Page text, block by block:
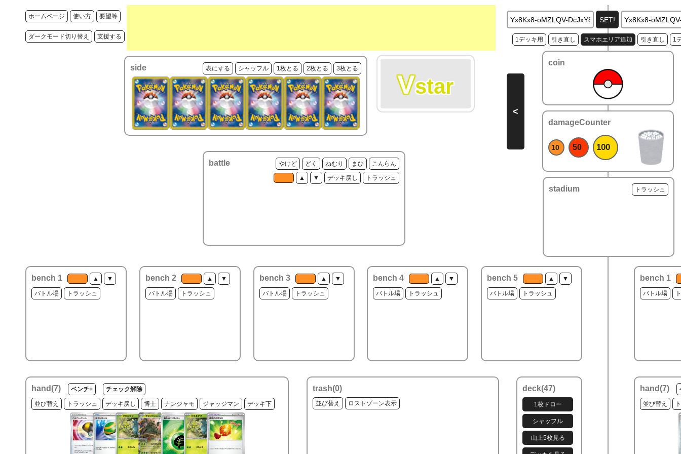
ホームページ 使い方 要望等
ダークモード切り替え 支援する
side 表にする シャッフル 1枚とる 2枚とる 3枚とる
Vstar
battle やけど どく ねむり まひ
こんらん
▲
▼ デッキ戻し トラッシュ
bench 1 ▲ ▼
バトル場 トラッシュ
bench 2 ▲ ▼
バトル場 トラッシュ
bench 3 ▲ ▼
バトル場 トラッシュ
bench 4 ▲ ▼
バトル場 トラッシュ
bench 5 ▲ ▼
バトル場 トラッシュ
hand(7) ベンチ+ チェック解除
並び替え トラッシュ デッキ戻し 博士 ナンジャモ ジャッジマン デッキ下
trash(0)
並び替え ロストゾーン表示
deck(47)
stadium トラッシュ
bench 1
バトル場
hand(7)
並び替え
1デッキ用 引き直し スマホエリア追加 引き直し 1
coin
damageCounter
10 50 100
<